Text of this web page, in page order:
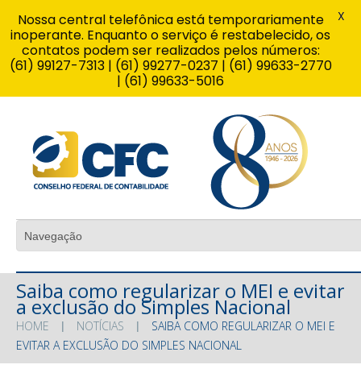
Saiba como regularizar o MEI e evitar
a exclusão do Simples Nacional
HOME NOTÍCIAS
SAIBA COMO REGULARIZAR O MEI E
EVITAR A EXCLUSÃO DO SIMPLES NACIONAL
Nossa central telefônica está temporariamente
inoperante. Enquanto o serviço é restabelecido, os
contatos podem ser realizados pelos números:
(61) 99127-7313 | (61) 99277-0237 | (61) 99633-2770
| (61) 99633-5016
X